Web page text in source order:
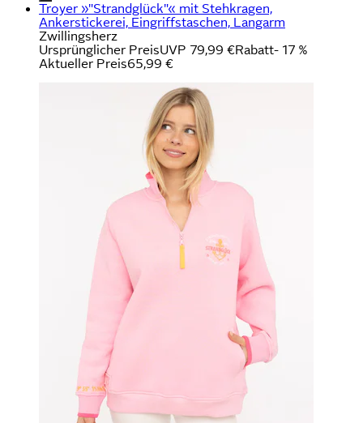
Troyer »"Strandglück"« mit Stehkragen,
Ankerstickerei, Eingriffstaschen, Langarm
Zwillingsherz
Ursprünglicher PreisUVP 79,99 €Rabatt- 17 %
Aktueller Preis65,99 €